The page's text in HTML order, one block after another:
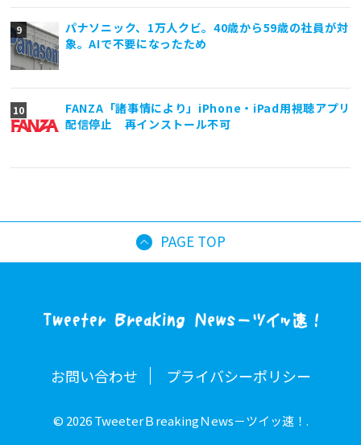
パナソニック、1万人クビ。40歳から59歳の社員が対
象。AIで不要になったため
FANZA「諸事情により」iPhone・iPad用視聴アプリ
配信停止 再インストール不可
PAGE TOP
お問い合わせ プライバシーポリシー
© 2026 TweeterＢreakingＮews－ツイッ速！.